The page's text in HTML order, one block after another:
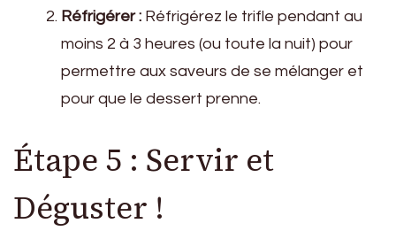
Réfrigérer : Réfrigérez le trifle pendant au
moins 2 à 3 heures (ou toute la nuit) pour
permettre aux saveurs de se mélanger et
pour que le dessert prenne.
Étape 5 : Servir et
Déguster !